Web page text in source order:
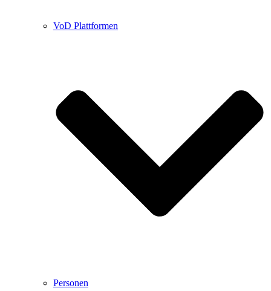
VoD Plattformen
Personen